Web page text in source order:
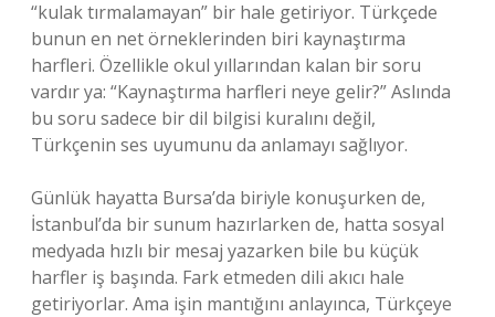
“kulak tırmalamayan” bir hale getiriyor. Türkçede
bunun en net örneklerinden biri kaynaştırma
harfleri. Özellikle okul yıllarından kalan bir soru
vardır ya: “Kaynaştırma harfleri neye gelir?” Aslında
bu soru sadece bir dil bilgisi kuralını değil,
Türkçenin ses uyumunu da anlamayı sağlıyor.
Günlük hayatta Bursa’da biriyle konuşurken de,
İstanbul’da bir sunum hazırlarken de, hatta sosyal
medyada hızlı bir mesaj yazarken bile bu küçük
harfler iş başında. Fark etmeden dili akıcı hale
getiriyorlar. Ama işin mantığını anlayınca, Türkçeye